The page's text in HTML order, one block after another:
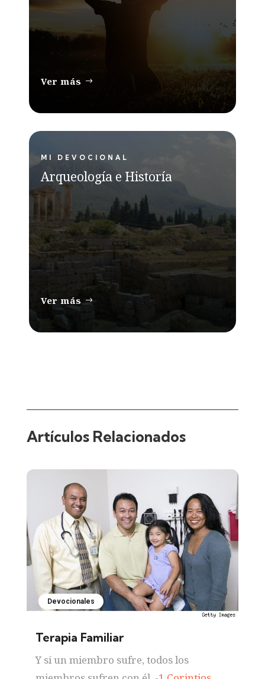
Ver más
MI DEVOCIONAL
Arqueología e Historía
Ver más
Artículos Relacionados
Devocionales
Terapia Familiar
Y si un miembro sufre, todos los